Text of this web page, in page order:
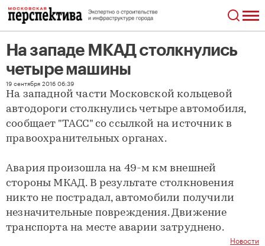
На западе МКАД столкнулись
четыре машины
19 сентября 2016 06:39
На западе МКАД столкнулись четыре машины
На западной части Московской кольцевой
автодороги столкнулись четыре автомобиля,
сообщает "ТАСС" со ссылкой на источник в
правоохранительных органах.
Авария произошла на 49-м км внешней
стороны МКАД. В результате столкновения
никто не пострадал, автомобили получили
незначительные повреждения. Движение
транспорта на месте аварии затруднено.
Новости